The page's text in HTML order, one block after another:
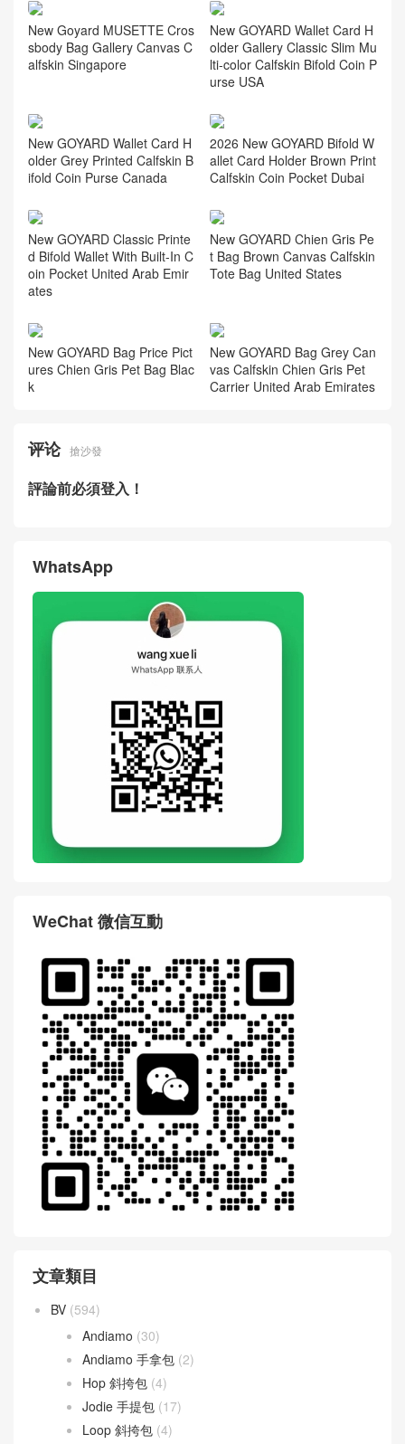
New Goyard MUSETTE Cros
sbody Bag Gallery Canvas C
alfskin Singapore
New GOYARD Wallet Card H
older Gallery Classic Slim Mu
lti-color Calfskin Bifold Coin P
urse USA
New GOYARD Wallet Card H
older Grey Printed Calfskin B
ifold Coin Purse Canada
2026 New GOYARD Bifold W
allet Card Holder Brown Print
Calfskin Coin Pocket Dubai
New GOYARD Classic Printe
d Bifold Wallet With Built-In C
oin Pocket United Arab Emir
ates
New GOYARD Chien Gris Pe
t Bag Brown Canvas Calfskin
Tote Bag United States
New GOYARD Bag Price Pict
ures Chien Gris Pet Bag Blac
k
New GOYARD Bag Grey Can
vas Calfskin Chien Gris Pet
Carrier United Arab Emirates
评论 搶沙發
評論前必須登入！
WhatsApp
WeChat 微信互動
文章類目
BV (594)
Andiamo (30)
Andiamo 手拿包 (2)
Hop 斜挎包 (4)
Jodie 手提包 (17)
Loop 斜挎包 (4)